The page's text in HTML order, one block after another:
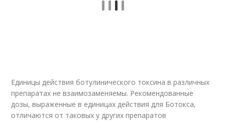
Единицы действия ботулинического токсина в различных
препаратах не взаимозаменяемы. Рекомендованные
дозы, выраженные в единицах действия для Ботокса,
отличаются от таковых у других препаратов